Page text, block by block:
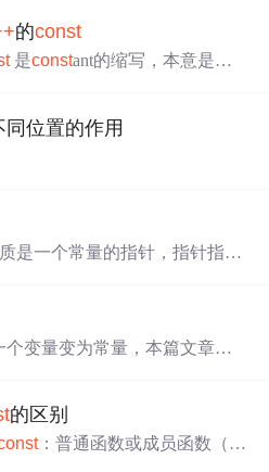
的const
是constant的缩写，本意是不
a = 10;//不要把a看成常量 //a的
语言的
同位置的作用
是一个常量的指针，指针指向
p的指向可以改变。更一般
的对象是常量，对任何数据类
个作用： 1、将变量定义为常
止意外的修改，增强程序的健
个变量变为常量，本篇文章我
的区别
：普通函数或成员函数（非